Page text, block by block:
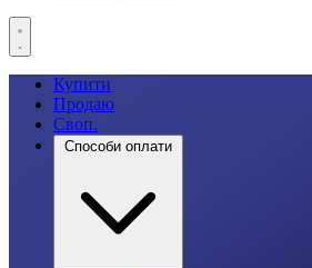
Купити
Продаю
Своп.
Способи оплати